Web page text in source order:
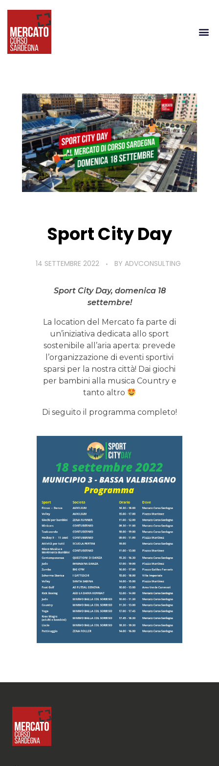
Sport City Day
14 SETTEMBRE 2022 BY ADVCONSULTING
Sport City Day, domenica 18
settembre!
La location del Mercato fa parte di
un’iniziativa dedicata allo sport
sostenibile all’aria aperta: prevede
l’organizzazione di eventi sportivi
sparsi per la nostra città! Dai giochi
per bambini alla musica Country e
tanto altro
Di seguito il programma completo!